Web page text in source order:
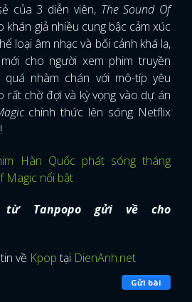
của 3 diễn viên, The Sound Of
khán giả nhiều cung bậc cảm xúc
loại âm nhạc và bối cảnh khá lạ,
cho người xem phim truyền
nhàm chán với mô-típ yêu
rất chờ đợi và kỳ vọng vào dự án
chính thức lên sóng Netflix
Hàn Quốc phát sóng tháng
Magic nổi bật
từ Tanpopo gửi về cho
về Kpop tại DienAnh.net
Gửi bài